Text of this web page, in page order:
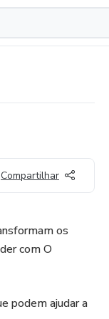
Compartilhar
os
com O
podem ajudar a